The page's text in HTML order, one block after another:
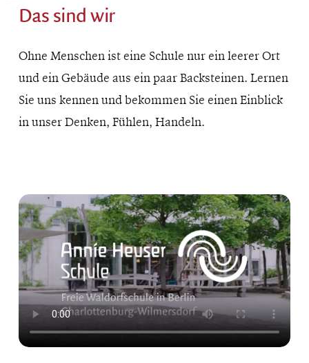
Das sind wir
Ohne Menschen ist eine Schule nur ein leerer Ort
und ein Gebäude aus ein paar Backsteinen. Lernen
Sie uns kennen und bekommen Sie einen Einblick
in unser Denken, Fühlen, Handeln.